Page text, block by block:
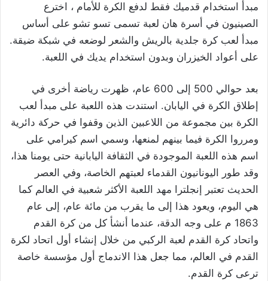
مبدأ استخدام قدميك فقط لدفع الكرة للأمام ، اخترع
الصينيون في أسرة هان لعبة تسمى تسو تشو على أساس
مبدأ لعب كرة جلدية بالريش والشعر لوضعه في شبكة ضيقة.
على أعواد الخيزران وبدون استخدام يديك في اللعبة.
بعد حوالي 500 إلى 600 عام، ظهرت رياضة أخرى في
إطلاق الكرة في اليابان. استندت هذه اللعبة على مبدأ لعب
الكرة بين مجموعة من اللاعبين الذين وقفوا في حركة دائرية
ومرروا الكرة فيما بينهم لمنعها، وسمي اسم كيرامي على
اسم هذه اللعبة الموجودة في الثقافة اليابانية حتى يومنا هذا،
وقد طور اليونانيون القدماء لعبتهم الخاصة، وفي العصر
الحديث تعتبر إنجلترا مهد اللعبة الأكثر شعبية في العالم كما
هي اليوم، ويعود هذا إلى ما يقرب من مائة عام، إلى عام
1863 م على وجه الدقة، عندما أنشأ كل من كرة القدم
واتحاد كرة القدم لعبة الركبي من خلال إنشاء أول اتحاد لكرة
القدم في العالم، مما جعل هذا الاندماج أول مؤسسة خاصة
ترعى كرة القدم.